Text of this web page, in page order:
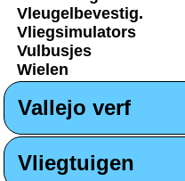
Vleugelbevestig.
Vliegsimulators
Vulbusjes
Wielen
Vallejo verf
Vliegtuigen